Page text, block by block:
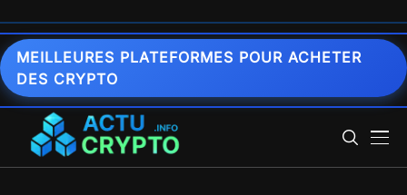
MEILLEURES PLATEFORMES POUR ACHETER
DES CRYPTO